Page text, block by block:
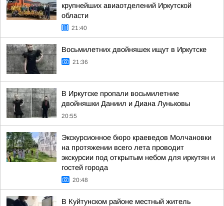
крупнейших авиаотделений Иркутской
области
21:40
Восьмилетних двойняшек ищут в Иркутске
21:36
В Иркутске пропали восьмилетние
двойняшки Даниил и Диана Луньковы
20:55
Экскурсионное бюро краеведов Молчановки
на протяжении всего лета проводит
экскурсии под открытым небом для иркутян и
гостей города
20:48
В Куйтунском районе местный житель